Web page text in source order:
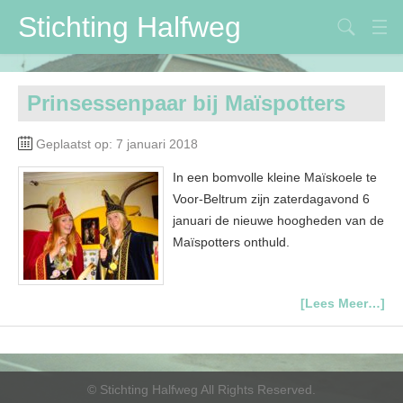
Stichting Halfweg
Stichting Halfweg
Volksfeestvereniging
DVV
Maïspotters
Verbouwing
Contactpersonen
Prinsessenpaar bij Maïspotters
Geplaatst op: 7 januari 2018
In een bomvolle kleine Maïskoele te
Voor-Beltrum zijn zaterdagavond 6
januari de nieuwe hoogheden van de
Maïspotters onthuld.
[Lees Meer…]
© Stichting Halfweg All Rights Reserved.